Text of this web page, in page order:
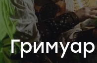
Гримуар